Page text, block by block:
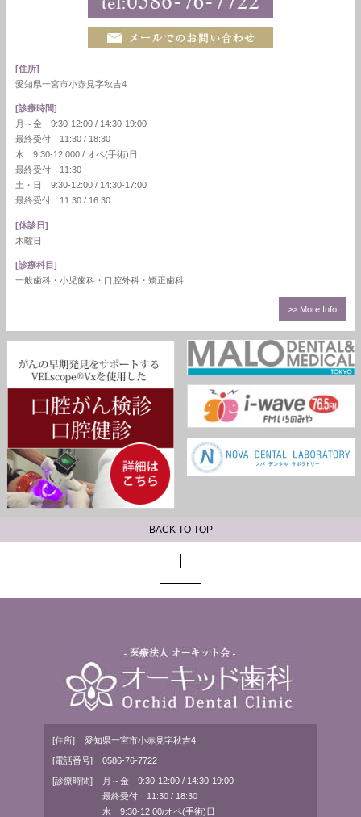
[住所]
愛知県一宮市小赤見字秋吉4
[診療時間]
月～金 9:30-12:00 / 14:30-19:00
最終受付 11:30 / 18:30
水 9:30-12:000 / オペ(手術)日
最終受付 11:30
土・日 9:30-12:00 / 14:30-17:00
最終受付 11:30 / 16:30
[休診日]
木曜日
[診療科目]
一般歯科・小児歯科・口腔外科・矯正歯科
>> More Info
BACK TO TOP
[住所] 愛知県一宮市小赤見字秋吉4
[電話番号] 0586-76-7722
[診療時間]
月～金 9:30-12:00 / 14:30-19:00
最終受付 11:30 / 18:30
水 9:30-12:00/オペ(手術)日